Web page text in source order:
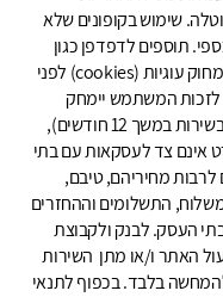
שימוש בקופונים שלא
תוספים לדפדפן כגון
חוסם פרסומות עלולים למנוע החזר מומלץ למחוק עוגיות (cookies) לפני
המשתמש יימחק
במידה ויהפוך למשתמש לא פעיל (אי שימוש בשירות במשך 12 חודשים),
אינם צד לעסקאות עם בתי
מחיריהם, טיבם,
התשלומים וההחזרים
העסק. לבנק ולקבוצת
האתר ו/או מתן השירות
בלבד. בכפוף לתנאי